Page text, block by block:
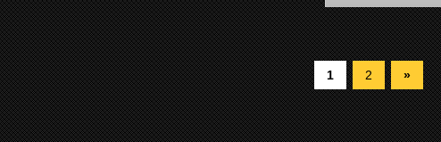
Mo’ Nique
1 2 »